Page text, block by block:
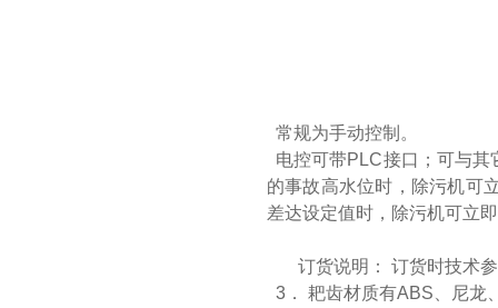
常规为手动控制。
电控可带PLC接口；可与其
的事故高水位时，除污机可
差达设定值时，除污机可立
订货说明： 订货时技术
3． 耙齿材质有ABS、尼龙